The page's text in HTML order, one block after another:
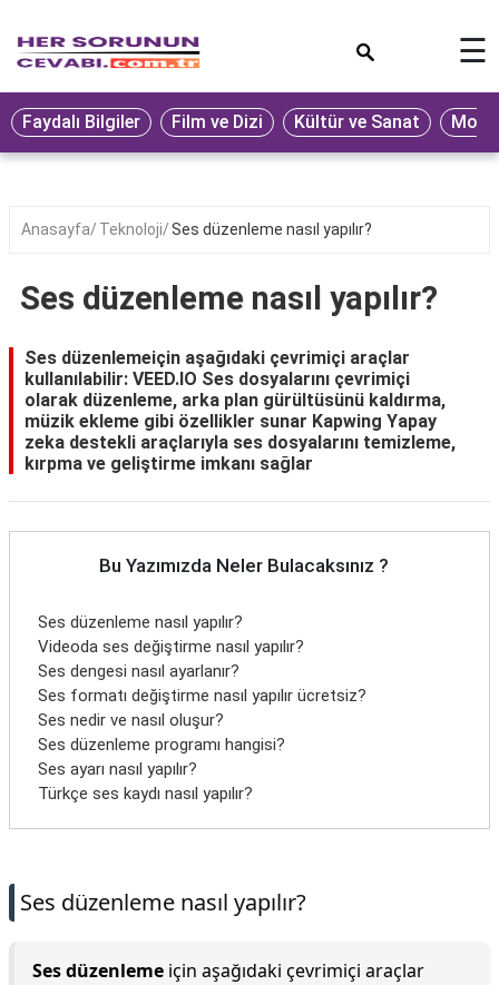
Eğitim
Ekonomi
Seyahat
Oyun
Yaşam
Hukuk
Blog
☰
Faydalı Bilgiler Film ve Dizi Kültür ve Sanat
Anasayfa Teknoloji Ses düzenleme nasıl yapılır?
Ses düzenleme nasıl yapılır?
Ses düzenlemeiçin aşağıdaki çevrimiçi araçlar
kullanılabilir: VEED.IO Ses dosyalarını çevrimiçi
olarak düzenleme, arka plan gürültüsünü kaldırma,
müzik ekleme gibi özellikler sunar Kapwing Yapay
zeka destekli araçlarıyla ses dosyalarını temizleme,
kırpma ve geliştirme imkanı sağlar
Bu Yazımızda Neler Bulacaksınız ?
Ses düzenleme nasıl yapılır?
Videoda ses değiştirme nasıl yapılır?
Ses dengesi nasıl ayarlanır?
Ses formatı değiştirme nasıl yapılır ücretsiz?
Ses nedir ve nasıl oluşur?
Ses düzenleme programı hangisi?
Ses ayarı nasıl yapılır?
Türkçe ses kaydı nasıl yapılır?
Ses düzenleme nasıl yapılır?
Ses düzenleme için aşağıdaki çevrimiçi araçlar